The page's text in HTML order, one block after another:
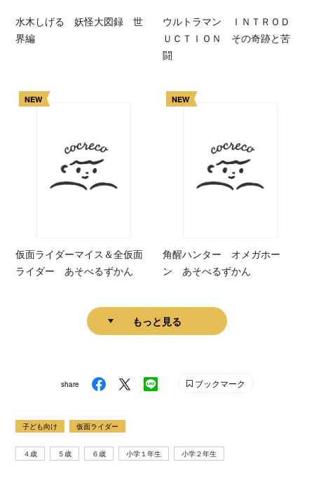
水木しげる 妖怪大図録 世
界編
ウルトラマン ＩＮＴＲＯＤ
ＵＣＴＩＯＮ その奇跡と苦
闘
NEW
仮面ライダーマイス＆全仮面
ライダー あそべるずかん
NEW
角醒ハンター オメガホー
ン あそべるずかん
もっと見る
share ブックマーク
子ども向け 仮面ライダー
４歳 ５歳 ６歳 小学１年生 小学２年生